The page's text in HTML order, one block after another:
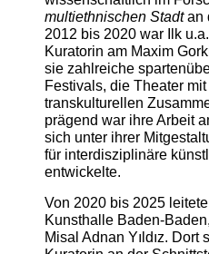
multiethnischen Stadtan
2012 bis 2020 war Ilk
Kuratorin am Maxim
sie zahlreiche
Festivals, die Theater
transkulturellen
prägend war ihre Arbeit
sich unter ihrer
für interdisziplinäre
entwickelte.
Von 2020 bis 2025
Kunsthalle Baden-
Misal Adnan Yıldız.